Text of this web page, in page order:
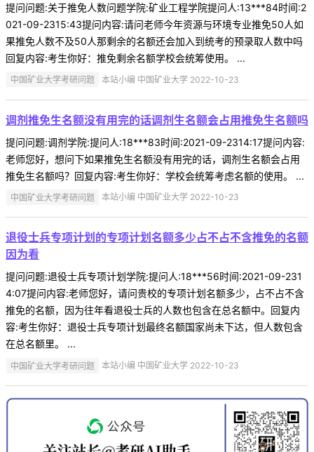
提问问题:关于推免人数问题学院:矿业工程学院提问人:13***84时间:2
021-09-2315:43提问内容:请问老师今年资源与环境专业推免50人如
果推免人数不及50人那剩余的名额还会加入到统考的预录取人数中吗
回复内容:考生你好：推免剩余名额学校会统筹使用。 ...
中国矿业大学考研问题 本站小编 中国矿业大学 2022-10-23
调剂推免生名额没有用完的话调剂生名额会占用推免生名额吗
提问问题:调剂学院:提问人:18***83时间:2021-09-2314:17提问内容:
老师您好，想问下如果推免生名额没有用完的话，调剂生名额会占用
推免生名额吗？回复内容:考生你好：学校会统筹考虑名额的使用。 ...
中国矿业大学考研问题 本站小编 中国矿业大学 2022-10-23
退役士兵专项计划的专项计划名额多少占不占不含推免的名额
因为看
提问问题:退役士兵专项计划学院:提问人:18***56时间:2021-09-231
4:07提问内容:老师您好，请问贵校的专项计划名额多少，占不占不含
推免的名额，因为往年看退役士兵的人数也包含在总名额中。回复内
容:考生你好：退役士兵专项计划最终名额国家尚未下达，但人数包含
在总名额里。 ...
中国矿业大学考研问题 本站小编 中国矿业大学 2022-10-23